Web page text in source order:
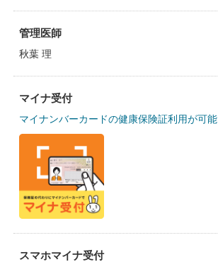
管理医師
秋葉 理
マイナ受付
マイナンバーカードの健康保険証利用が可能
スマホマイナ受付